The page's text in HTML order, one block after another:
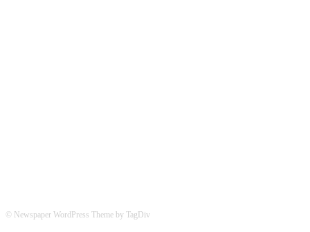
© Newspaper WordPress Theme by TagDiv